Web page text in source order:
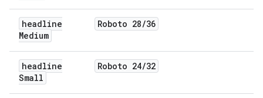
headline
Medium
Roboto 28/36
headline
Small
Roboto 24/32